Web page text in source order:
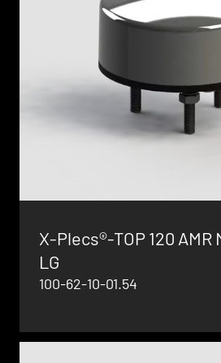
X-Plecs®-TOP 120 AMR
LG
100-62-10-01.54